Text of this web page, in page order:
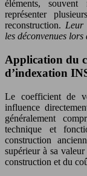
éléments,
représenter
reconstruction. Leur
les déconvenues
Application du
d’indexation
Le coefficient de
influence
généralement
technique et
construction
supérieur à sa
construction et du